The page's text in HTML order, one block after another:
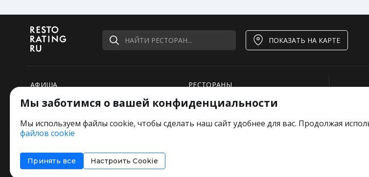
НАЙТИ РЕСТОРАН... ПОКАЗАТЬ НА КАРТЕ
АФИША
РЕСТОРАНЫ
РЕЙТИНГИ
НОВОСТИ
СПЕЦПРОЕКТЫ
РЕДАКЦИЯ ШУТИТ
Мы заботимся о вашей конфиденциальности
Мы используем файлы cookie, чтобы сделать наш сайт удобнее для вас. Продолжая
файлов cookie
Принять все Настроить Cookie